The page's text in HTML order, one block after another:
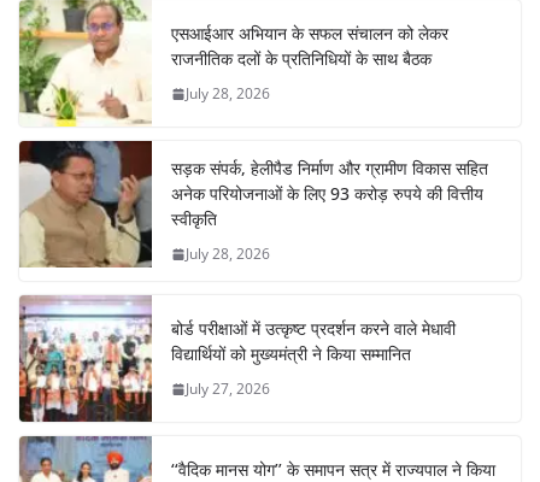
एसआईआर अभियान के सफल संचालन को लेकर
राजनीतिक दलों के प्रतिनिधियों के साथ बैठक
July 28, 2026
सड़क संपर्क, हेलीपैड निर्माण और ग्रामीण विकास सहित
अनेक परियोजनाओं के लिए 93 करोड़ रुपये की वित्तीय
स्वीकृति
July 28, 2026
बोर्ड परीक्षाओं में उत्कृष्ट प्रदर्शन करने वाले मेधावी
विद्यार्थियों को मुख्यमंत्री ने किया सम्मानित
July 27, 2026
‘‘वैदिक मानस योग’’ के समापन सत्र में राज्यपाल ने किया